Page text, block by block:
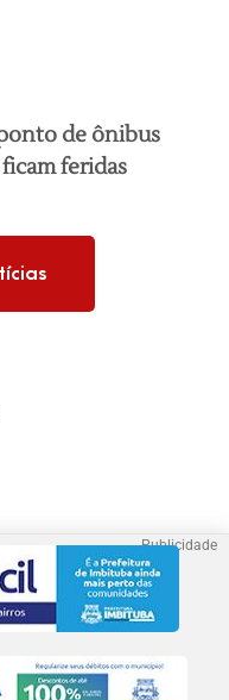
de ônibus
feridas
Publicidade